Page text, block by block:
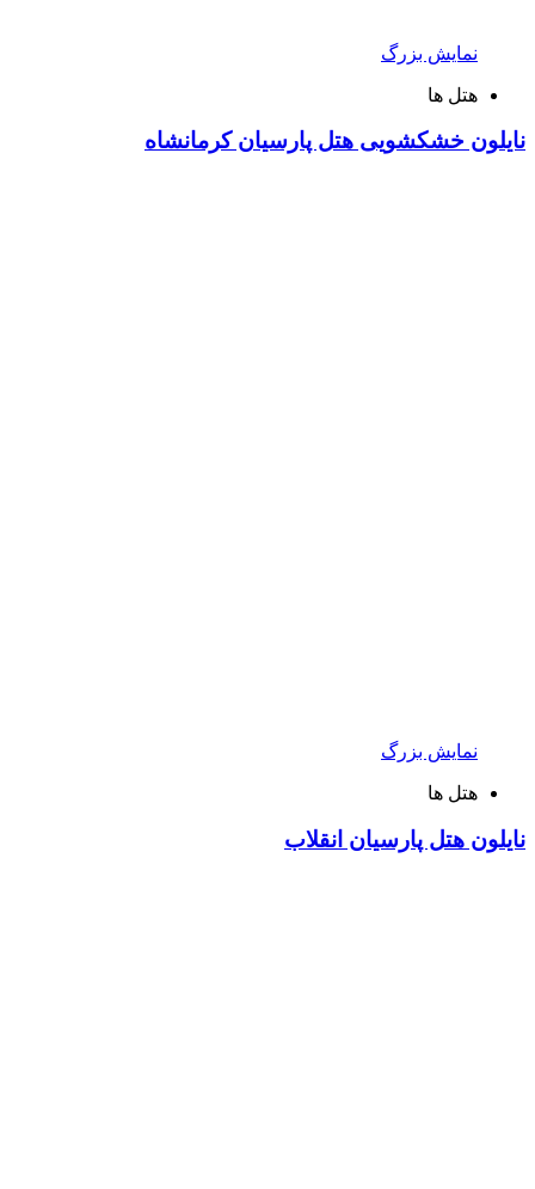
نمایش بزرگ
هتل ها
نایلون خشکشویی هتل پارسیان کرمانشاه
نمایش بزرگ
هتل ها
نایلون هتل پارسیان انقلاب